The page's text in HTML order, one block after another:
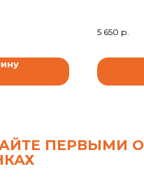
5 650 р.
ПЕРВЫМИ О